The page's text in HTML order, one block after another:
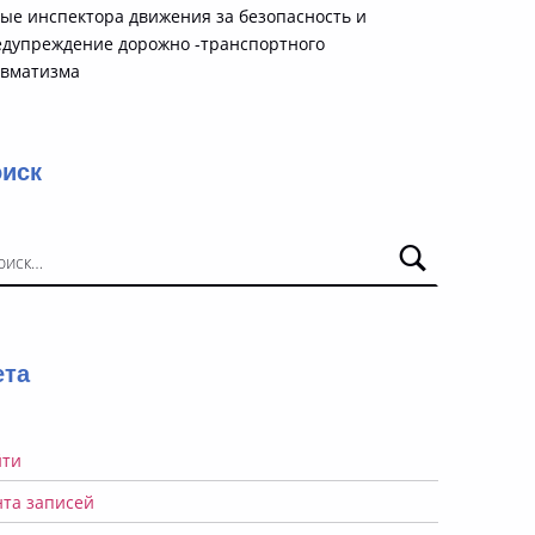
инспектора движения за безопасность и
дорожно -транспортного
записей